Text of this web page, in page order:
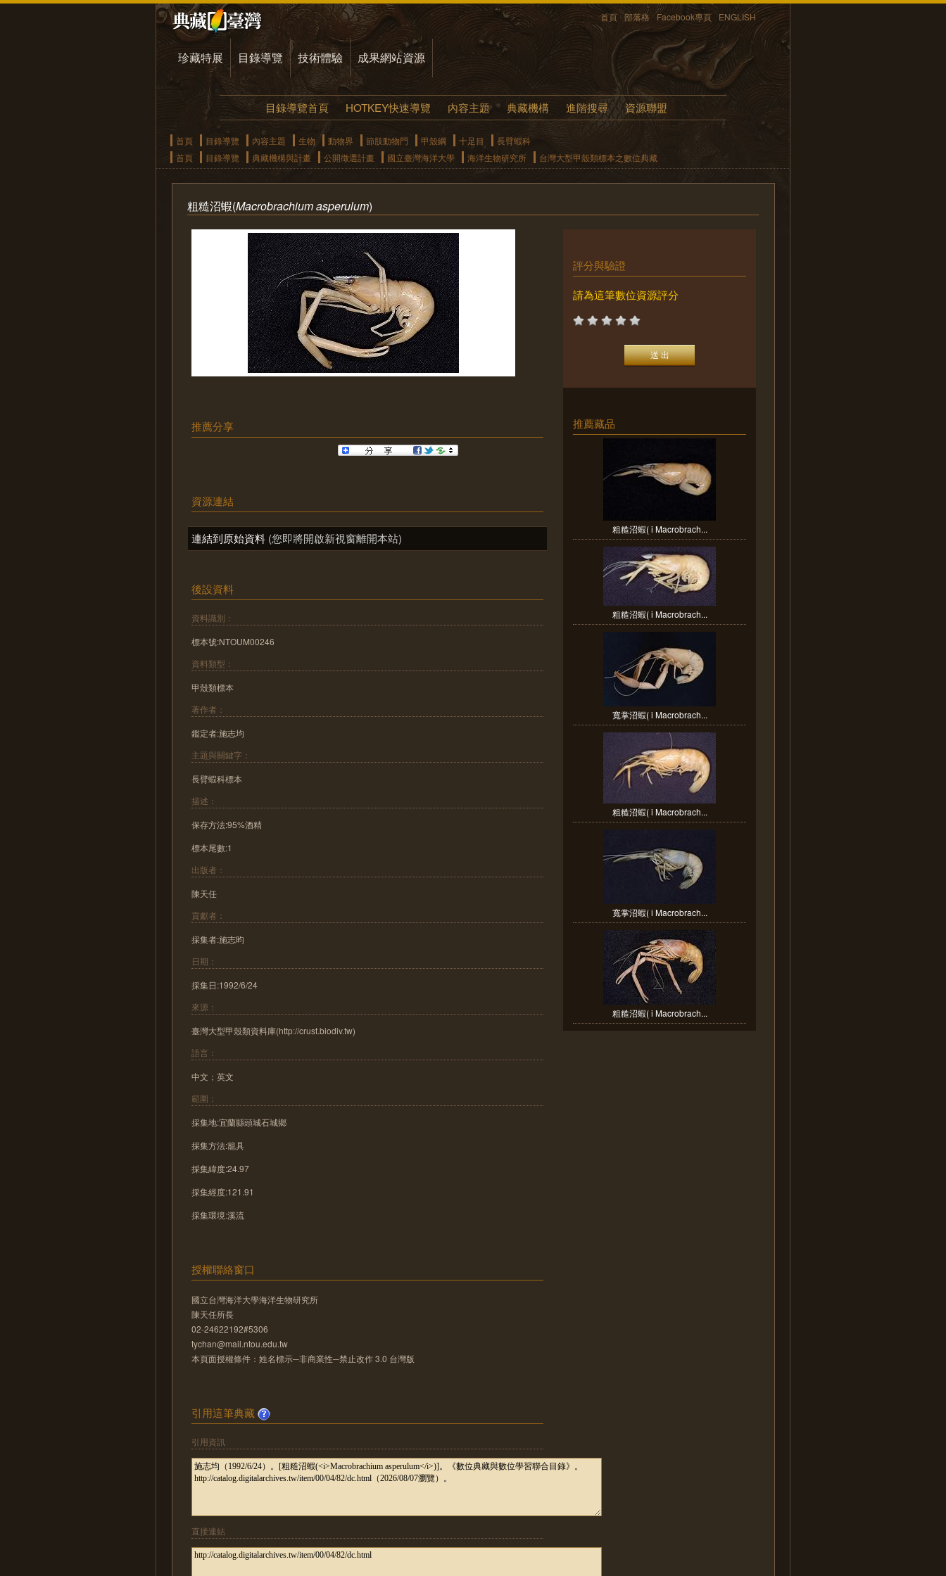
首頁 部落格 Facebook專頁 ENGLISH
珍藏特展 目錄導覽 技術體驗 成果網站資源
目錄導覽首頁 HOTKEY快速導覽 內容主題 典藏機構 進階搜尋 資源聯盟
首頁 目錄導覽 內容主題 生物 動物界 節肢動物門 甲殼綱 十足目
長臂蝦科
首頁
目錄導覽 典藏機構與計畫 公開徵選計畫 國立臺灣海洋大學 海洋生物研究所 台灣大型甲殼類標本之數位典藏
粗糙沼蝦(Macrobrachium asperulum)
推薦分享
資源連結
連結到原始資料 (您即將開啟新視窗離開本站)
後設資料
資料識別：
標本號:NTOUM00246
資料類型：
甲殼類標本
著作者：
鑑定者:施志均
主題與關鍵字：
長臂蝦科標本
描述：
保存方法:95%酒精
標本尾數:1
出版者：
陳天任
貢獻者：
採集者:施志昀
日期：
採集日:1992/6/24
來源：
臺灣大型甲殼類資料庫(http://crust.biodiv.tw)
語言：
中文；英文
範圍：
採集地:宜蘭縣頭城石城鄉
採集方法:籠具
採集緯度:24.97
採集經度:121.91
採集環境:溪流
授權聯絡窗口
國立台灣海洋大學海洋生物研究所
陳天任所長
02-24622192#5306
tychan@mail.ntou.edu.tw
本頁面授權條件：姓名標示─非商業性─禁止改作 3.0 台灣版
引用這筆典藏
引用資訊
直接連結
評分與驗證
請為這筆數位資源評分
推薦藏品
粗糙沼蝦( i Macrobrach...
粗糙沼蝦( i Macrobrach...
寬掌沼蝦( i Macrobrach...
粗糙沼蝦( i Macrobrach...
寬掌沼蝦( i Macrobrach...
粗糙沼蝦( i Macrobrach...